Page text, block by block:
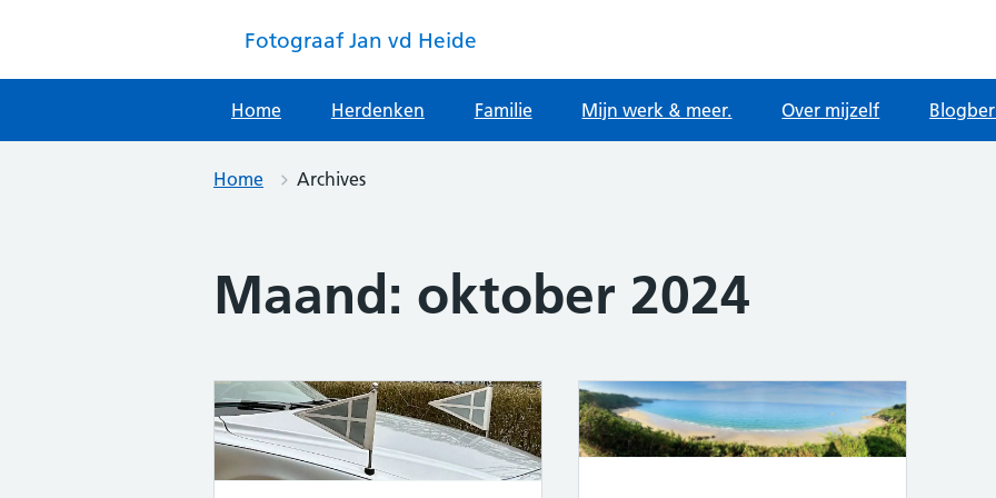
Fotograaf Jan vd Heide
Home Herdenken Familie Mijn werk & meer. Over mijzelf
Home Archives
Maand: oktober 2024